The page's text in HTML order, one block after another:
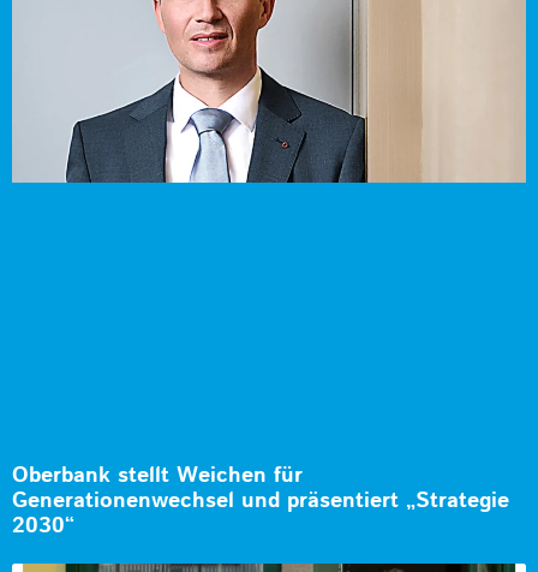
Oberbank stellt Weichen für
Generationenwechsel und präsentiert „Strategie
2030“